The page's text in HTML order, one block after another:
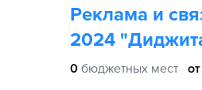
Реклама и
2024
0 бюджетных мест